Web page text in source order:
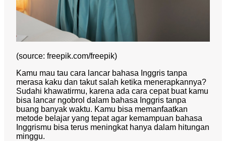
(source: freepik.com/freepik)
Kamu mau tau cara lancar bahasa Inggris tanpa
merasa kaku dan takut salah ketika menerapkannya?
Sudahi khawatirmu, karena ada cara cepat buat kamu
bisa lancar ngobrol dalam bahasa Inggris tanpa
buang banyak waktu. Kamu bisa memanfaatkan
metode belajar yang tepat agar kemampuan bahasa
Inggrismu bisa terus meningkat hanya dalam hitungan
minggu.